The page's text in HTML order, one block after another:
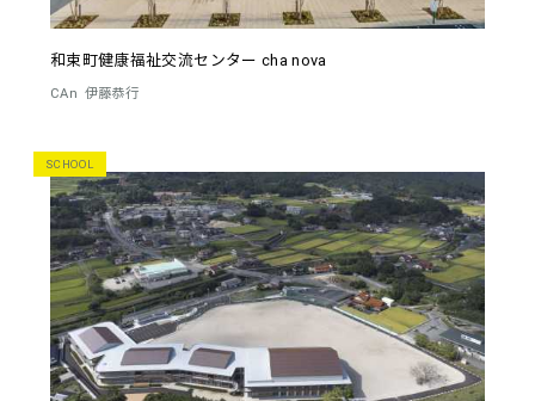
和束町健康福祉交流センター cha nova
CAn 伊藤恭行
SCHOOL